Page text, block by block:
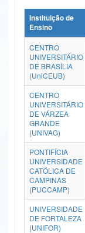
Ministério da Ciência,
Ministério do Meio
Ministério do Turismo
Ministério do
Controladoria-Geral da
Ministério da Mulher, da
Secretaria-Geral
Secretaria de Governo
Gabinete de Segurança
Advocacia-Geral da União
Instituição de
Ensino
CENTRO
UNIVERSITÁRIO
DE BRASÍLIA
(UniCEUB)
CENTRO
UNIVERSITÁRIO
DE VÁRZEA
GRANDE
(UNIVAG)
PONTIFÍCIA
UNIVERSIDADE
CATÓLICA DE
CAMPINAS
(PUCCAMP)
UNIVERSIDADE
DE FORTALEZA
(UNIFOR)